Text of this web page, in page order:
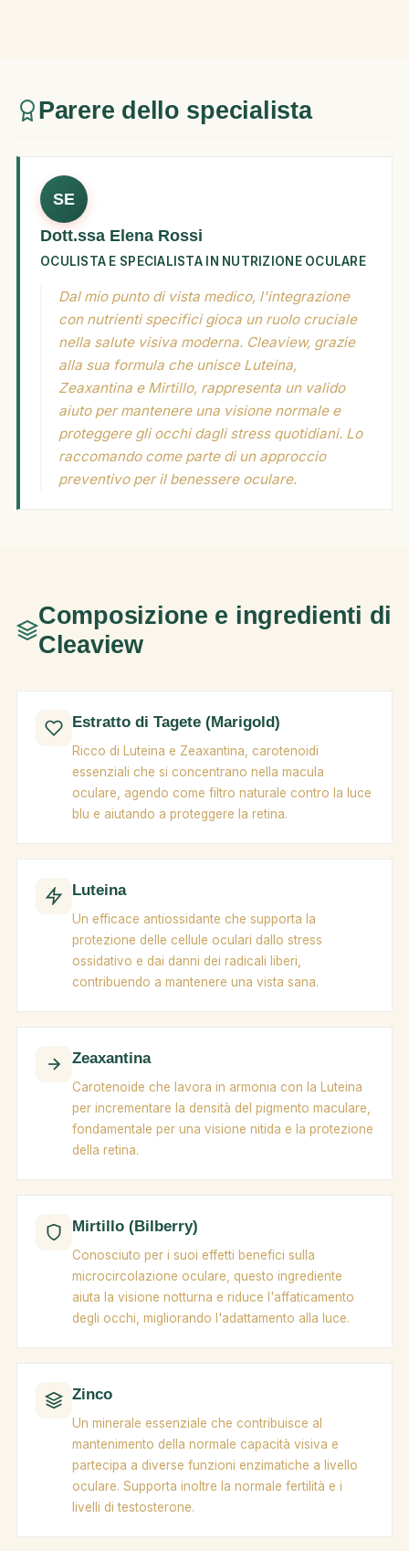
Parere dello specialista
SE
Dott.ssa Elena Rossi
OCULISTA E SPECIALISTA IN NUTRIZIONE OCULARE
Dal mio punto di vista medico, l'integrazione
con nutrienti specifici gioca un ruolo cruciale
nella salute visiva moderna. Cleaview, grazie
alla sua formula che unisce Luteina,
Zeaxantina e Mirtillo, rappresenta un valido
aiuto per mantenere una visione normale e
proteggere gli occhi dagli stress quotidiani. Lo
raccomando come parte di un approccio
preventivo per il benessere oculare.
Composizione e ingredienti di
Cleaview
Estratto di Tagete (Marigold)
Ricco di Luteina e Zeaxantina, carotenoidi
essenziali che si concentrano nella macula
oculare, agendo come filtro naturale contro la luce
blu e aiutando a proteggere la retina.
Luteina
Un efficace antiossidante che supporta la
protezione delle cellule oculari dallo stress
ossidativo e dai danni dei radicali liberi,
contribuendo a mantenere una vista sana.
Zeaxantina
Carotenoide che lavora in armonia con la Luteina
per incrementare la densità del pigmento maculare,
fondamentale per una visione nitida e la protezione
della retina.
Mirtillo (Bilberry)
Conosciuto per i suoi effetti benefici sulla
microcircolazione oculare, questo ingrediente
aiuta la visione notturna e riduce l'affaticamento
degli occhi, migliorando l'adattamento alla luce.
Zinco
Un minerale essenziale che contribuisce al
mantenimento della normale capacità visiva e
partecipa a diverse funzioni enzimatiche a livello
oculare. Supporta inoltre la normale fertilità e i
livelli di testosterone.